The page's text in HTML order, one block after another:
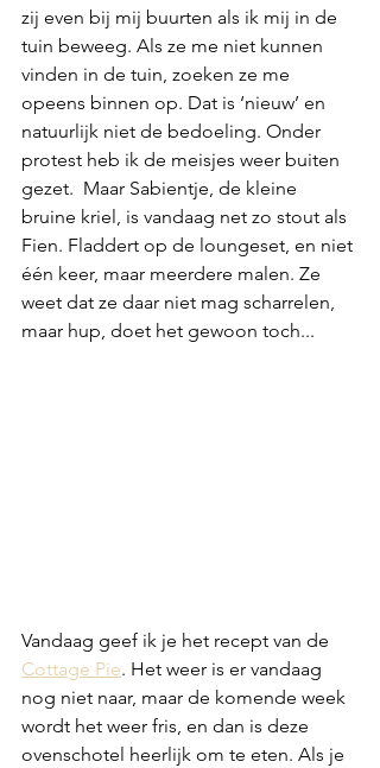
zij even bij mij buurten als ik mij in de
tuin beweeg. Als ze me niet kunnen
vinden in de tuin, zoeken ze me
opeens binnen op. Dat is ‘nieuw’ en
natuurlijk niet de bedoeling. Onder
protest heb ik de meisjes weer buiten
gezet.  Maar Sabientje, de kleine
bruine kriel, is vandaag net zo stout als
Fien. Fladdert op de loungeset, en niet
één keer, maar meerdere malen. Ze
weet dat ze daar niet mag scharrelen,
maar hup, doet het gewoon toch...
Vandaag geef ik je het recept van de
Cottage Pie. Het weer is er vandaag
nog niet naar, maar de komende week
wordt het weer fris, en dan is deze
ovenschotel heerlijk om te eten. Als je